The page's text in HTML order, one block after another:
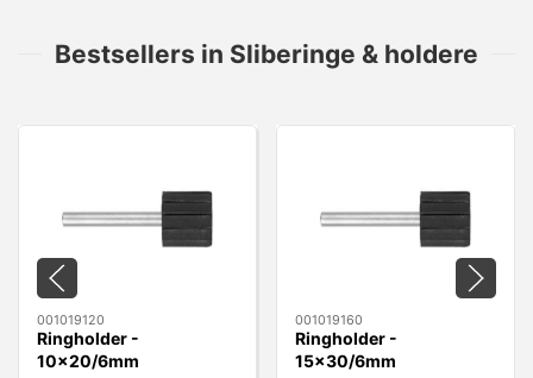
Bestsellers in Sliberinge & holdere
001019120
Ringholder -
10x20/6mm
001019160
Ringholder -
15x30/6mm